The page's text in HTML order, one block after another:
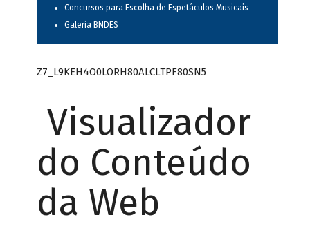
Concursos para Escolha de Espetáculos Musicais
Galeria BNDES
Z7_L9KEH4O0LORH80ALCLTPF80SN5
Visualizador
do Conteúdo
da Web